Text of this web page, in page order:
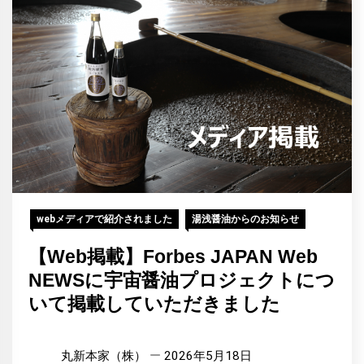
webメディアで紹介されました 湯浅醤油からのお知らせ
【Web掲載】Forbes JAPAN Web
NEWSに宇宙醤油プロジェクトにつ
いて掲載していただきました
丸新本家（株） 2026年5月18日